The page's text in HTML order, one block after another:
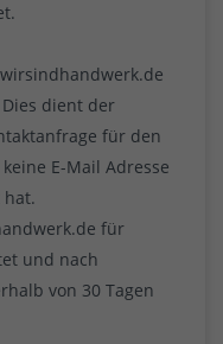
dient der
für den
E-Mail Adresse
für
und nach
von 30 Tagen